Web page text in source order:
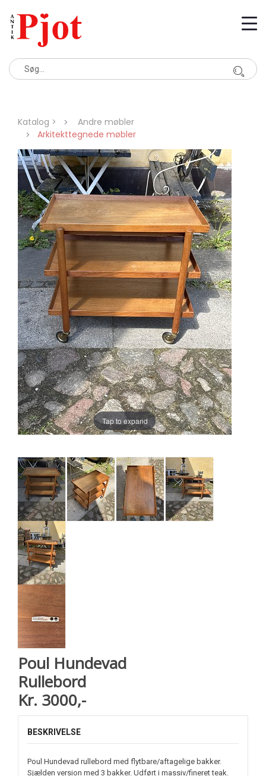
Katalog >
Andre møbler
Arkitekttegnede møbler
Tap to expand
Poul Hundevad
Rullebord
Kr. 3000,-
BESKRIVELSE
Poul Hundevad rullebord med flytbare/aftagelige bakker.
Sjælden version med 3 bakker. Udført i massiv/fineret teak.